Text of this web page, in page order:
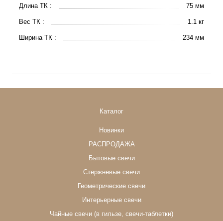
Длина ТК : 75 мм
Вес ТК : 1.1 кг
Ширина ТК : 234 мм
Каталог
Новинки
РАСПРОДАЖА
Бытовые свечи
Стержневые свечи
Геометрические свечи
Интерьерные свечи
Чайные свечи (в гильзе, свечи-таблетки)